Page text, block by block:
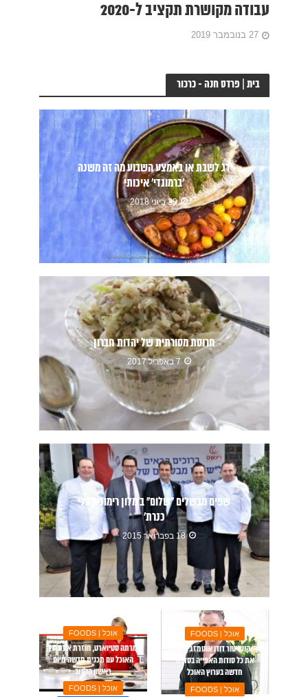
עבודה מקושרת תקציב ל-2020
27 בנובמבר 2019
בית | פרדס חנה - כרכור
דג לשבת או באמצע השבוע מה זה משנה
'ברמונדי' איכותי
29 ביוני 2018
חרוסת מסורתית של יהדות חברון
7 באפריל 2017
שפים מבשלים "שלום" ב’מלון רימונים גלי
כנרת’
18 בפברואר 2015
אוכל | FOODS
שף-קונדיטור דודו אוטמזגין, חושף
את כל סודות האפייה בסדרה
חדשה בערוץ האוכל
אוכל | FOODS
מרתה סטיוארט, חוזרת אל ערוץ
האוכל עם תכנית חדשה מיום
ראשון הקרוב
אוכל | FOODS
אוכל | FOODS